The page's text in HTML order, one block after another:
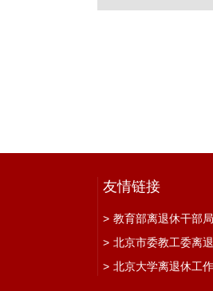
友情链接
> 教育部离退休干部局
> 北京市委教工委离
> 北京大学离退休工